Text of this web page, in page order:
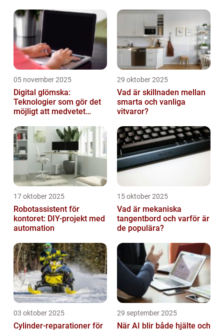
05 november 2025
Digital glömska:
Teknologier som gör det
möjligt att medvetet
29 oktober 2025
Vad är skillnaden mellan
smarta och vanliga
vitvaror?
17 oktober 2025
Robotassistent för
kontoret: DIY-projekt med
automation
15 oktober 2025
Vad är mekaniska
tangentbord och varför är
de populära?
03 oktober 2025
Cylinder-reparationer för
29 september 2025
När AI blir både hjälte och